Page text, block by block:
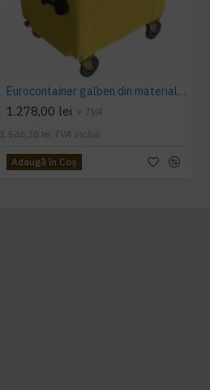
Eurocontainer galben din material plastic, cu capac plat, SULO, 1100 l - Transport Inclus
1.278,00 lei + TVA
1.546,38 lei TVA inclus
Adaugă în Coş